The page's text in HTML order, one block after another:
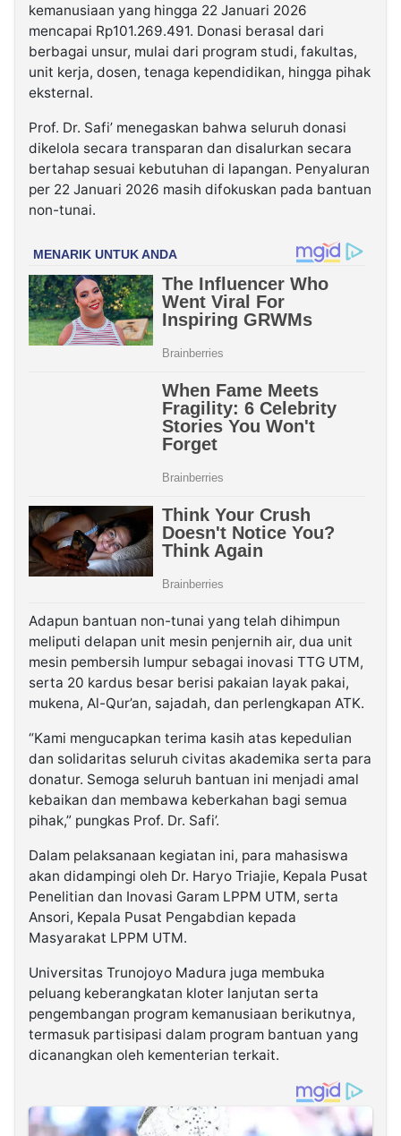
kemanusiaan yang hingga 22 Januari 2026
mencapai Rp101.269.491. Donasi berasal dari
berbagai unsur, mulai dari program studi, fakultas,
unit kerja, dosen, tenaga kependidikan, hingga pihak
eksternal.
Prof. Dr. Safi’ menegaskan bahwa seluruh donasi
dikelola secara transparan dan disalurkan secara
bertahap sesuai kebutuhan di lapangan. Penyaluran
per 22 Januari 2026 masih difokuskan pada bantuan
non-tunai.
Adapun bantuan non-tunai yang telah dihimpun
meliputi delapan unit mesin penjernih air, dua unit
mesin pembersih lumpur sebagai inovasi TTG UTM,
serta 20 kardus besar berisi pakaian layak pakai,
mukena, Al-Qur’an, sajadah, dan perlengkapan ATK.
“Kami mengucapkan terima kasih atas kepedulian
dan solidaritas seluruh civitas akademika serta para
donatur. Semoga seluruh bantuan ini menjadi amal
kebaikan dan membawa keberkahan bagi semua
pihak,” pungkas Prof. Dr. Safi’.
Dalam pelaksanaan kegiatan ini, para mahasiswa
akan didampingi oleh Dr. Haryo Triajie, Kepala Pusat
Penelitian dan Inovasi Garam LPPM UTM, serta
Ansori, Kepala Pusat Pengabdian kepada
Masyarakat LPPM UTM.
Universitas Trunojoyo Madura juga membuka
peluang keberangkatan kloter lanjutan serta
pengembangan program kemanusiaan berikutnya,
termasuk partisipasi dalam program bantuan yang
dicanangkan oleh kementerian terkait.